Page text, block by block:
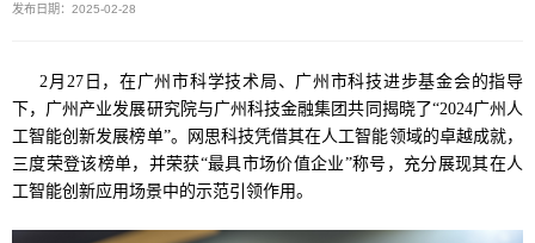
发布日期：2025-02-28
2月27日，在广州市科学技术局、广州市科技进步基金会的指导
下，广州产业发展研究院与广州科技金融集团共同揭晓了“2024广州人
工智能创新发展榜单”。网思科技凭借其在人工智能领域的卓越成就，
三度荣登该榜单，并荣获“最具市场价值企业”称号，充分展现其在人
工智能创新应用场景中的示范引领作用。